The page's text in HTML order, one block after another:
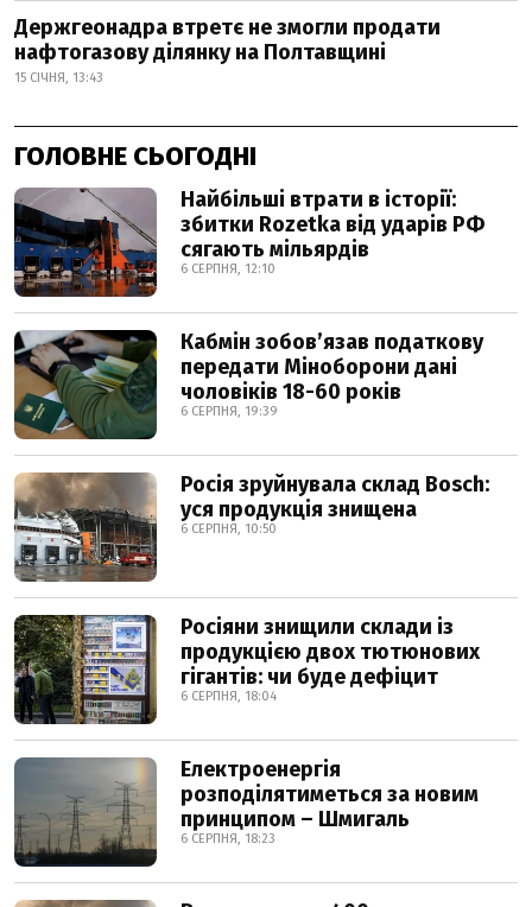
Держгеонадра втретє не змогли продати
нафтогазову ділянку на Полтавщині
15 СІЧНЯ, 13:43
ГОЛОВНЕ СЬОГОДНІ
Найбільші втрати в історії:
збитки Rozetka від ударів РФ
сягають мільярдів
6 СЕРПНЯ, 12:10
Кабмін зобовʼязав податкову
передати Міноборони дані
чоловіків 18-60 років
6 СЕРПНЯ, 19:39
Росія зруйнувала склад Bosch:
уся продукція знищена
6 СЕРПНЯ, 10:50
Росіяни знищили склади із
продукцією двох тютюнових
гігантів: чи буде дефіцит
6 СЕРПНЯ, 18:04
Електроенергія
розподілятиметься за новим
принципом – Шмигаль
6 СЕРПНЯ, 18:23